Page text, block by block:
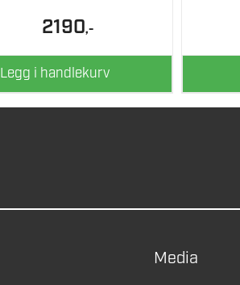
2190,-
Legg i handlekurv
Media